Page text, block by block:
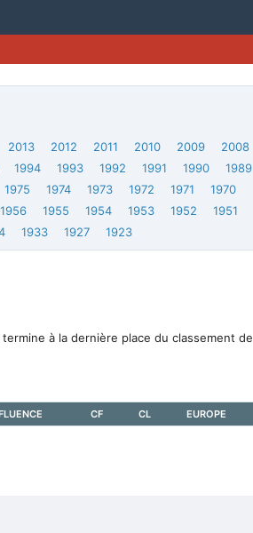
2013 2012 2011 2010 2009
2008
1994 1993 1992 1991 1990
1989
1975 1974 1973 1972 1971
1970
1956 1955 1954 1953 1952
1951
1933 1927 1923
à la dernière place du classement de
CF CL EUROPE